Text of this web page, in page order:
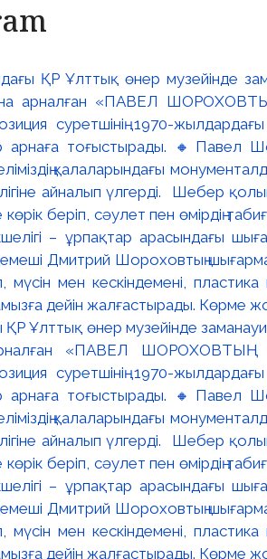
өнер музейінде заманауи
«ПАВЕЛ
суретшінің 1970-
арнаға тоғыстырады. 🔸Павел
қалаларындағы
айналып үлгерді. Шебер
беріп, сәулет пен өмірдің
– ұрпақтар арасындағы
Дмитрий Шороховтың
мүсін мен кескіндемені,
дейін жалғастырады. Көрме